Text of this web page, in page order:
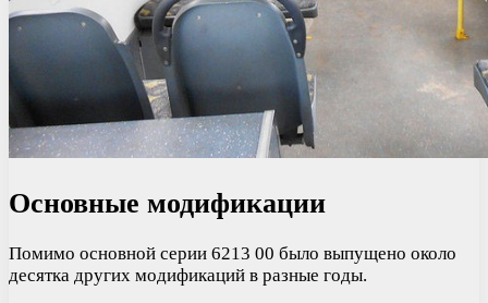
Основные модификации
Помимо основной серии 6213 00 было выпущено около
десятка других модификаций в разные годы.